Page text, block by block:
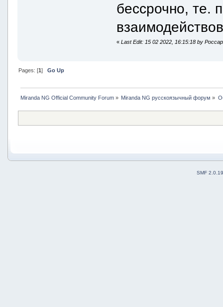
бессрочно, те.
«Last Edit: 15 02 2022, 16:15:18 by
Pages: [1 ] Go Up
Miranda NG Official Community Forum» Miranda NG русскоязычный форум »
SMF 2.0.19